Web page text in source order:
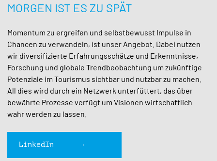
MORGEN IST ES ZU SPÄT
Momentum zu ergreifen und selbstbewusst Impulse in
Chancen zu verwandeln, ist unser Angebot. Dabei nutzen
wir diversifizierte Erfahrungsschätze und Erkenntnisse,
Forschung und globale Trendbeobachtung um zukünftige
Potenziale im Tourismus sichtbar und nutzbar zu machen.
All dies wird durch ein Netzwerk unterfüttert, das über
bewährte Prozesse verfügt um Visionen wirtschaftlich
wahr werden zu lassen.
LinkedIn